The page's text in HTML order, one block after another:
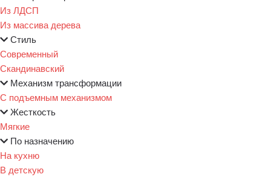
Из ЛДСП
Из массива дерева
Стиль
Современный
Скандинавский
Механизм трансформации
С подъемным механизмом
Жесткость
Мягкие
По назначению
На кухню
В детскую